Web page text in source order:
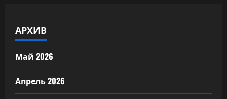
АРХИВ
Май 2026
Апрель 2026